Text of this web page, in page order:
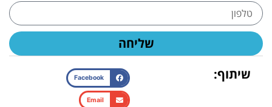
שליחה
שיתוף:
Facebook
Email